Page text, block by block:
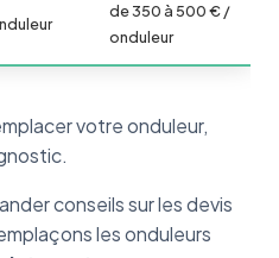
de 350 à 500 € /
onduleur
votre onduleur,
conseils sur les devis
les onduleurs